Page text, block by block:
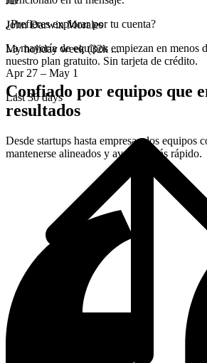
John Darwin Morales
My holiday week (32k ...
Apr 27 – May 1
Last 30 days
¿Prefieres explorar por tu cuenta?
La mayoría de equipos empiezan en menos
nuestro plan gratuito. Sin tarjeta de crédito.
Confiado por equipos que
resultados
Desde startups hasta empresas, los equipos
mantenerse alineados y avanzar más rápido.